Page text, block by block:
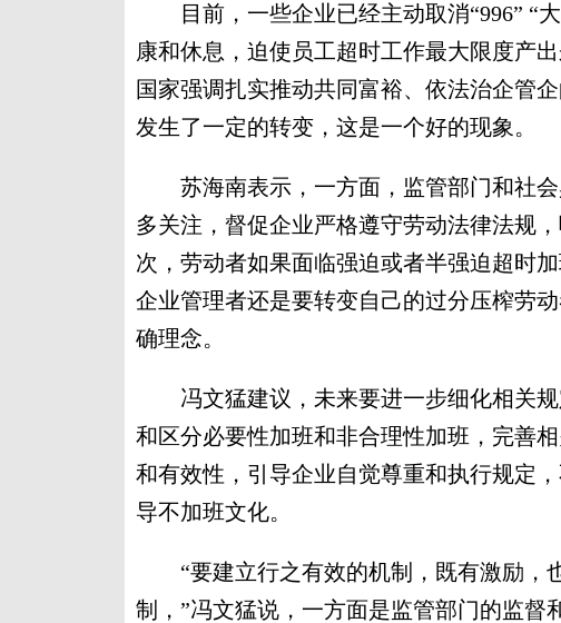
目前，一些企业已经主动取消“996” “
康和休息，迫使员工超时工作最大限度产
国家强调扎实推动共同富裕、依法治企管
发生了一定的转变，这是一个好的现象。
苏海南表示，一方面，监管部门和社会
多关注，督促企业严格遵守劳动法律法规
次，劳动者如果面临强迫或者半强迫超时
企业管理者还是要转变自己的过分压榨劳
确理念。
冯文猛建议，未来要进一步细化相关规
和区分必要性加班和非合理性加班，完善
和有效性，引导企业自觉尊重和执行规定
导不加班文化。
“要建立行之有效的机制，既有激励，
制，”冯文猛说，一方面是监管部门的监督